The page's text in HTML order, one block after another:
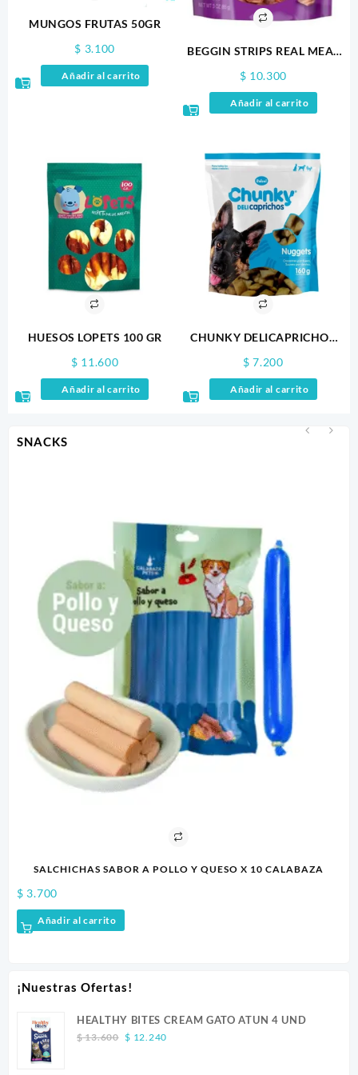
SNACKS
SABOR A POLLO Y QUESO X 10 CALABAZA
al carrito
¡Nuestras Ofertas!
HEALTHY BITES CREAM GATO ATUN 4 UND
$13.600 Original
$ 12.240Current
MUNGOS FRUTAS 50GR
$ 3.100
Añadir al carrito
BEGGIN STRIPS REAL MEAT
$ 10.300
Añadir al carrito
HUESOS LOPETS 100 GR
$ 11.600
Añadir al carrito
CHUNKY DELICAPRICHOS
$ 7.200
Añadir al carrito